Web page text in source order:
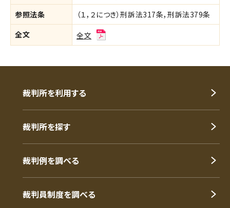
参照法条
（１，２につき）刑訴法317条，刑訴法379条
全文
全文
裁判所を利用する
裁判所を探す
裁判例を調べる
裁判員制度を調べる